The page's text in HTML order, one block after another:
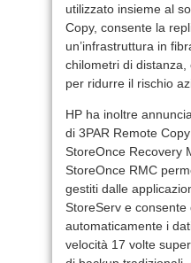
utilizzato insieme al
Copy, consente la
un’infrastruttura in
chilometri di
per ridurre il rischio
HP ha inoltre
di 3PAR Remote
StoreOnce Recovery
StoreOnce RMC
gestiti dalle
StoreServ e consente
automaticamente i
velocità 17 volte